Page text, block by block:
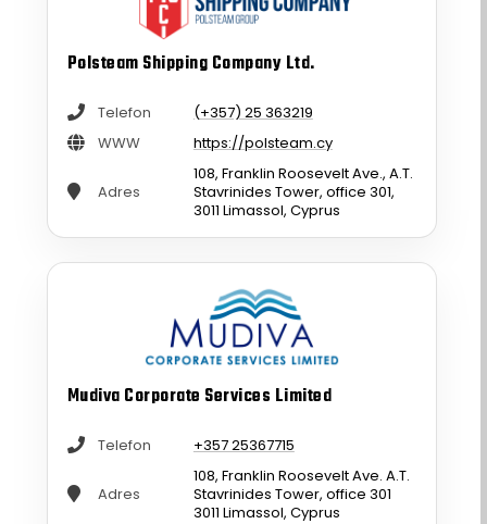
Polsteam Shipping Company Ltd.
Telefon
(+357) 25 363219
WWW
https://polsteam.cy
Adres
108, Franklin Roosevelt Ave., A.T.
Stavrinides Tower, office 301,
3011 Limassol, Cyprus
Mudiva Corporate Services Limited
Telefon +357 25367715
Adres
108, Franklin Roosevelt Ave. A.T.
Stavrinides Tower, office 301
3011 Limassol, Cyprus